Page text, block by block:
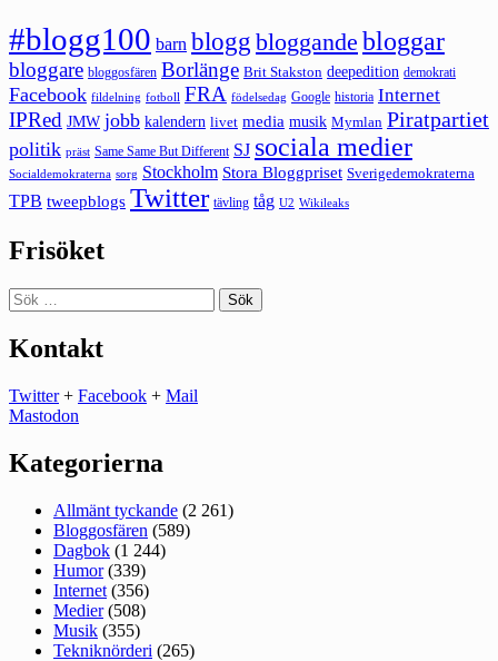
#blogg100 barn blogg bloggande bloggar
bloggare bloggosfären Borlänge Brit Stakston deepedition demokrati
Facebook fildelning fotboll FRA födelsedag Google historia Internet
IPRed JMW jobb kalendern livet media musik Mymlan Piratpartiet
politik präst Same Same But Different SJ sociala medier
Socialdemokraterna sorg Stockholm Stora Bloggpriset Sverigedemokraterna
TPB tweepblogs Twitter tävling tåg U2 Wikileaks
Frisöket
Sök
efter:
Kontakt
Twitter+ Facebook + Mail
Mastodon
Kategorierna
Allmänt tyckande (2 261)
Bloggosfären (589)
Dagbok (1 244)
Humor(339)
Internet (356)
Medier(508)
Musik (355)
Tekniknörderi (265)